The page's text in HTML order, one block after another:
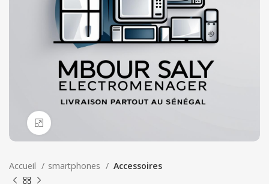
Accueil smartphones Accessoires